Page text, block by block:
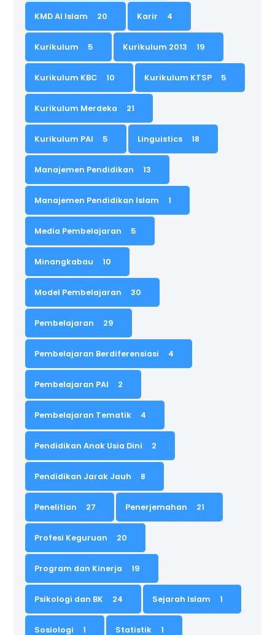
KMD Al Islam 20 Karir 4
Kurikulum 5 Kurikulum 2013 19
Kurikulum KBC 10 Kurikulum KTSP 5
Kurikulum Merdeka 21
Kurikulum PAI 5 Linguistics 18
Manajemen Pendidikan 13
Manajemen Pendidikan Islam 1
Media Pembelajaran 5
Minangkabau 10
Model Pembelajaran 30
Pembelajaran 29
Pembelajaran Berdiferensiasi 4
Pembelajaran PAI 2
Pembelajaran Tematik 4
Pendidikan Anak Usia Dini 2
Pendidikan Jarak Jauh 8
Penelitian 27 Penerjemahan 21
Profesi Keguruan 20
Program dan Kinerja 19
Psikologi dan BK 24 Sejarah Islam 1
Sosiologi 1 Statistik 1